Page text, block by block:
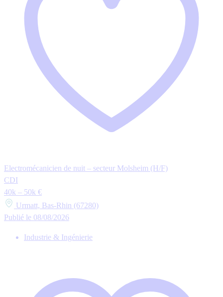
Electromécanicien de nuit – secteur Molsheim (H/F)
CDI
40k – 50k €
Urmatt, Bas-Rhin (67280)
Publié le 08/08/2026
Industrie & Ingénierie